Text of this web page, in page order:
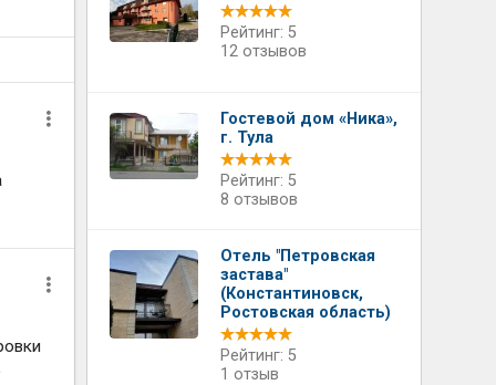
Рейтинг: 5
12 отзывов
Гостевой дом «Ника»,
г. Тула
Рейтинг: 5
8 отзывов
Отель "Петровская
застава"
(Константиновск,
Ростовская область)
Рейтинг: 5
1 отзыв